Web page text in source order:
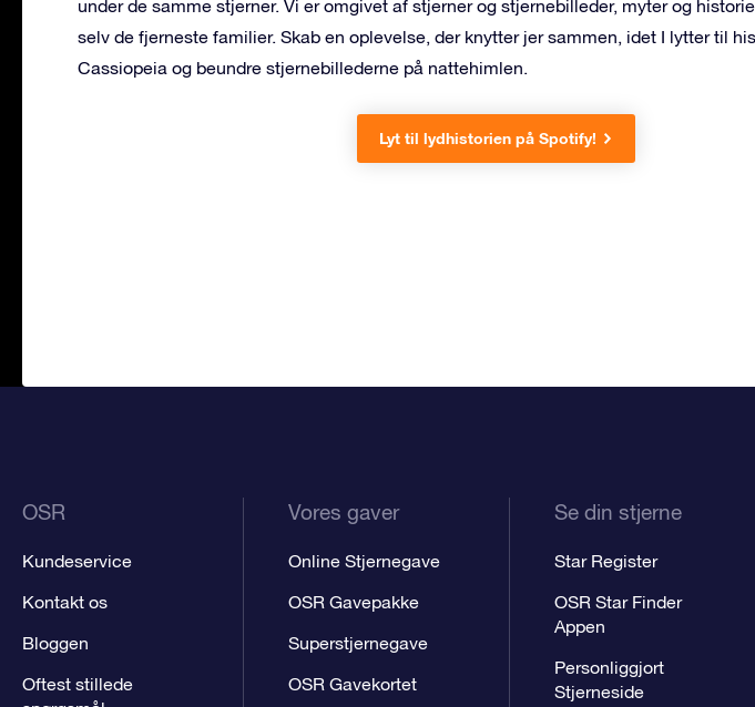
under de samme stjerner. Vi er omgivet af stjerner og stjernebilleder, myter og
selv de fjerneste familier. Skab en oplevelse, der knytter jer sammen, idet I lytter til
Cassiopeia og beundre stjernebillederne på nattehimlen.
Lyt til lydhistorien på Spotify!
OSR
Kundeservice
Kontakt os
Bloggen
Oftest stillede
Vores gaver
Online Stjernegave
OSR Gavepakke
Superstjernegave
OSR Gavekortet
Se din stjerne
Star Register
OSR Star Finder
Appen
Personliggjort
Stjerneside